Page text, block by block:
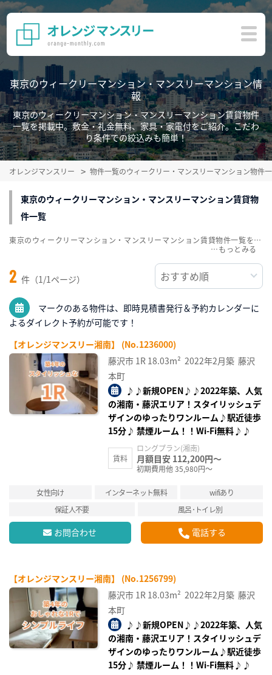
東京のウィークリーマンション・マンスリーマンション情
報
東京のウィークリーマンション・マンスリーマンション賃貸物件
一覧を掲載中。敷金・礼金無料、家具・家電付をご紹介。こだわ
り条件での絞込みも簡単！
オレンジマンスリー 物件一覧のウィークリー・マンスリーマンション物件
東京のウィークリーマンション・マンスリーマンション賃貸物
件一覧
2 件（1/1ページ）
マークのある物件は、即時見積書発行＆予約カレンダーに
よるダイレクト予約が可能です！
【オレンジマンスリー湘南】 (No.1236000)
藤沢市 1R 18.03m² 2022年2月築 藤沢
本町
♪♪新規OPEN♪♪2022年築、人気
の湘南・藤沢エリア！スタイリッシュデ
ザインのゆったりワンルーム♪駅近徒歩
15分♪ 禁煙ルーム！！Wi-Fi無料♪♪
賃料
ロングプラン(湘南)
月額目安 112,200円～
初期費用他 35,980円～
女性向け インターネット無料
wifiあり
保証人不要
風呂･トイレ別
お問合わせ 電話する
【オレンジマンスリー湘南】 (No.1256799)
藤沢市 1R 18.03m² 2022年2月築 藤沢
本町
♪♪新規OPEN♪♪2022年築、人気
の湘南・藤沢エリア！スタイリッシュデ
ザインのゆったりワンルーム♪駅近徒歩
15分♪ 禁煙ルーム！！Wi-Fi無料♪♪
東京のウィークリーマンション・マンスリーマンション賃貸物件一覧を掲載中。敷金・礼金無料、家具・家電付をご紹介。こだわり条件での絞込みも簡単！
…